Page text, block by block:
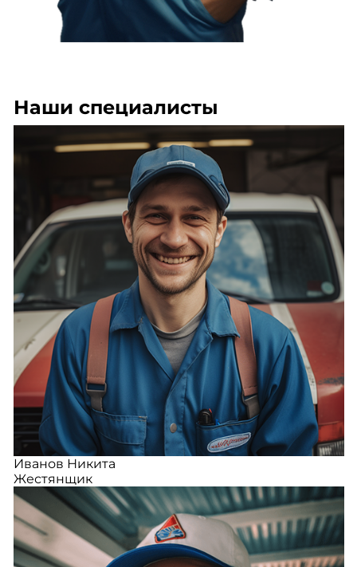
Наши специалисты
Иванов Никита
Жестянщик